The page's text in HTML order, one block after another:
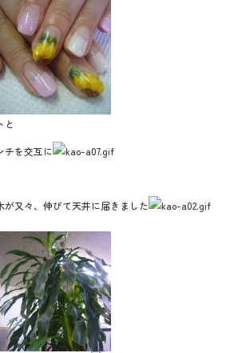
と
チを交互に
又々、伸びて天井に届きました